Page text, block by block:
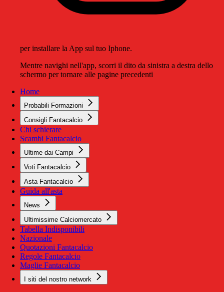
per installare la App sul tuo Iphone.
Mentre navighi nell'app, scorri il dito da sinistra a destra dello
schermo per tornare alle pagine precedenti
Home
Probabili Formazioni
Consigli Fantacalcio
Chi schierare
Scambi Fantacalcio
Ultime dai Campi
Voti Fantacalcio
Asta Fantacalcio
Guida all'asta
News
Ultimissime Calciomercato
Tabella Indisponibili
Nazionale
Quotazioni Fantacalcio
Regole Fantacalcio
Maglie Fantacalcio
I siti del nostro network